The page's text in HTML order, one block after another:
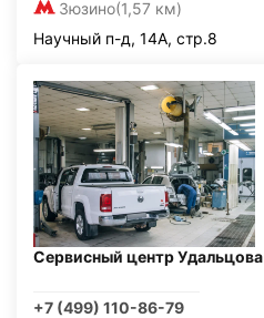
Зюзино(1,57 км)
Научный п-д, 14А, стр.8
Сервисный центр Удальцова
+7 (499) 110-86-79